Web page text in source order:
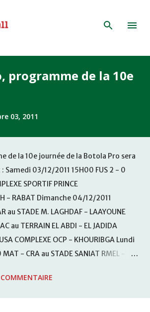
programme de la 10e
03, 2011
de la 10e journée de la Botola Pro sera
Samedi 03/12/2011 15H00 FUS 2 - 0
SPORTIF PRINCE
- RABAT Dimanche 04/12/2011
au STADE M. LAGHDAF - LAAYOUNE
au TERRAIN EL ABDI - EL JADIDA
COMPLEXE OCP - KHOURIBGA Lundi
- CRA au STADE SANIAT RMEL -
12/2011 15H00 WAF - OCS au